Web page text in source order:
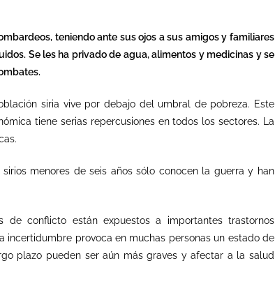
teniendo ante sus ojos a sus amigos y familiares
Se les ha privado de agua, alimentos y medicinas y se
siria vive por debajo del umbral de pobreza. Este
tiene serias repercusiones en todos los sectores. La
sirios menores de seis años sólo conocen la guerra y han
de conflicto están expuestos a importantes trastornos
incertidumbre provoca en muchas personas un estado de
plazo pueden ser aún más graves y afectar a la salud